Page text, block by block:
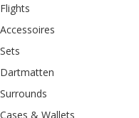
Flights
Accessoires
Sets
Dartmatten
Surrounds
Cases & Wallets